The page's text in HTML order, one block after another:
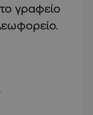
γραφείο